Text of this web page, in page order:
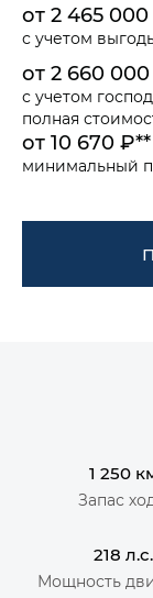
от 2 465
с учетом
от 2 660
с учетом
полная
от 10 670
минимальный
1 250
Запас
218 л.с.
Мощность